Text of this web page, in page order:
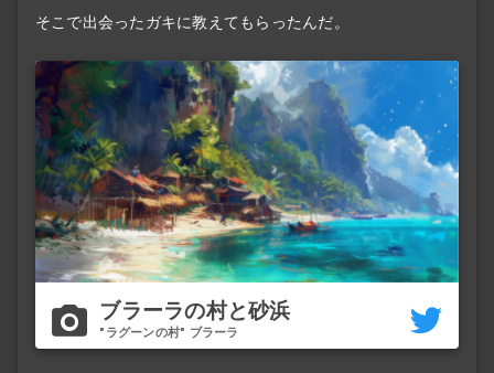
そこで出会ったガキに教えてもらったんだ。
ブラーラの村と砂浜
"ラグーンの村" ブラーラ